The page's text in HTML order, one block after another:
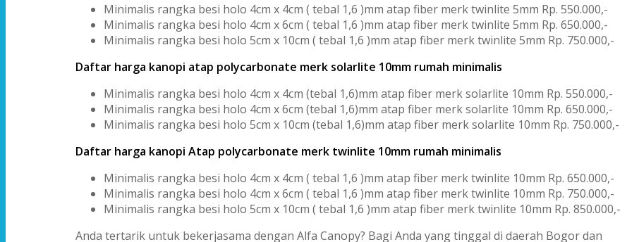
Minimalis rangka besi holo 4cm x 4cm ( tebal 1,6 )mm atap fiber merk twinlite 5mm Rp. 550.000,-
Minimalis rangka besi holo 4cm x 6cm ( tebal 1,6 )mm atap fiber merk twinlite 5mm Rp. 650.000,-
Minimalis rangka besi holo 5cm x 10cm ( tebal 1,6 )mm atap fiber merk twinlite 5mm Rp. 750.000,-
Daftar harga kanopi atap polycarbonate merk solarlite 10mm rumah minimalis
Minimalis rangka besi holo 4cm x 4cm (tebal 1,6)mm atap fiber merk solarlite 10mm Rp. 550.000,-
Minimalis rangka besi holo 4cm x 6cm (tebal 1,6)mm atap fiber merk solarlite 10mm Rp. 650.000,-
Minimalis rangka besi holo 5cm x 10cm (tebal 1,6)mm atap fiber merk solarlite 10mm Rp. 750.000,-
Daftar harga kanopi Atap polycarbonate merk twinlite 10mm rumah minimalis
Minimalis rangka besi holo 4cm x 4cm ( tebal 1,6 )mm atap fiber merk twinlite 10mm Rp. 650.000,-
Minimalis rangka besi holo 4cm x 6cm ( tebal 1,6 )mm atap fiber merk twinlite 10mm Rp. 750.000,-
Minimalis rangka besi holo 5cm x 10cm ( tebal 1,6 )mm atap fiber merk twinlite 10mm Rp. 850.000,-
Anda tertarik untuk bekerjasama dengan Alfa Canopy? Bagi Anda yang tinggal di daerah Bogor dan